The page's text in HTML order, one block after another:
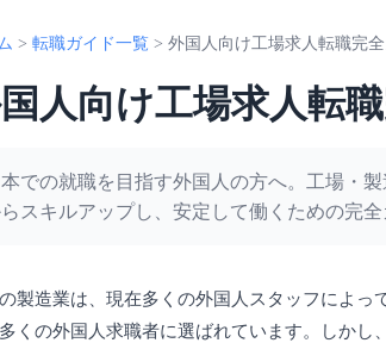
> 転職ガイド一覧 > 外国人向け工場求人転職完
人向け工場求人転
本での就職を目指す外国人の方へ。工場・
スキルアップし、安定して働くための完全
製造業は、現在多くの外国人スタッフによ
くの外国人求職者に選ばれています。しか